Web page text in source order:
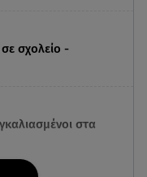
σχολείο -
στα